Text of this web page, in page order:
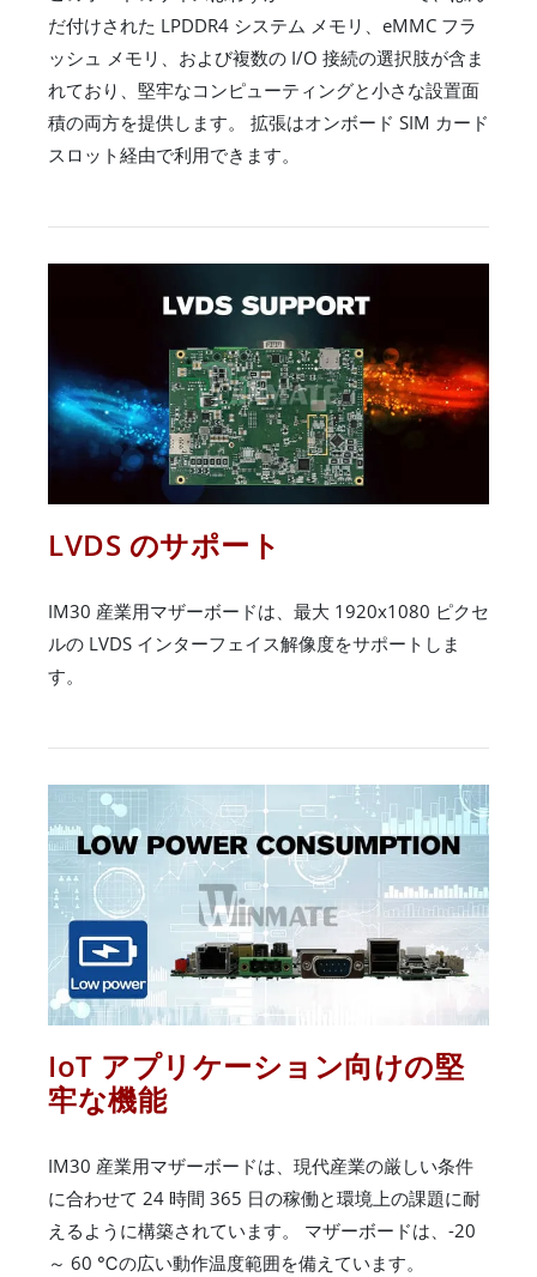
だ付けされた LPDDR4 システム メモリ、eMMC フラ
ッシュ メモリ、および複数の I/O 接続の選択肢が含ま
れており、堅牢なコンピューティングと小さな設置面
積の両方を提供します。 拡張はオンボード SIM カード
スロット経由で利用できます。
LVDS のサポート
IM30 産業用マザーボードは、最大 1920x1080 ピクセ
ルの LVDS インターフェイス解像度をサポートしま
す。
IoT アプリケーション向けの堅
牢な機能
IM30 産業用マザーボードは、現代産業の厳しい条件
に合わせて 24 時間 365 日の稼働と環境上の課題に耐
えるように構築されています。 マザーボードは、-20
～ 60 ℃の広い動作温度範囲を備えています。